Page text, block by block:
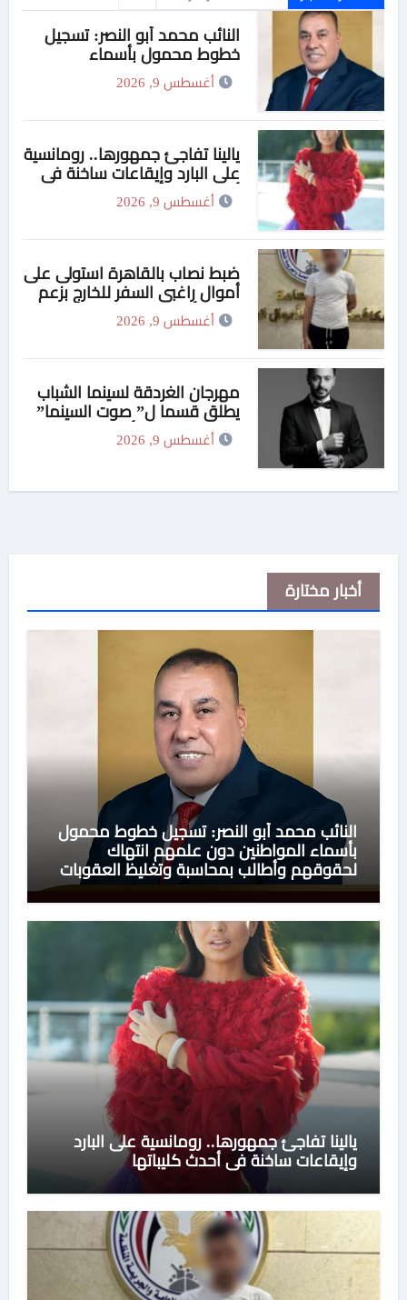
النائب محمد أبو النصر: تسجيل
خطوط محمول بأسماء
المواطنين دون علمهم انتهاك
لحقوقهم وأطالب بمحاسبة
أغسطس 9, 2026
يالينا تفاجئ جمهورها.. رومانسية
على البارد وإيقاعات ساخنة في
أحدث كليباتها
أغسطس 9, 2026
ضبط نصاب بالقاهرة استولى على
أموال راغبي السفر للخارج بزعم
توفير تأشيرات
أغسطس 9, 2026
مهرجان الغردقة لسينما الشباب
يطلق قسما ل” صوت السينما”
..وحمادة هلال أول المكرمين
أغسطس 9, 2026
أخبار مختارة
النائب محمد أبو النصر: تسجيل خطوط محمول
بأسماء المواطنين دون علمهم انتهاك
لحقوقهم وأطالب بمحاسبة وتغليظ العقوبات
على الشركات المخالفة
يالينا تفاجئ جمهورها.. رومانسية على البارد
وإيقاعات ساخنة في أحدث كليباتها